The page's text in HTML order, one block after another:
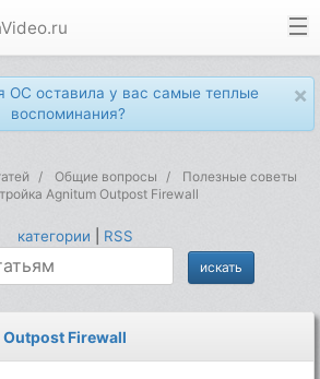
×
ОС оставила у вас самые теплые
воспоминания?
Общие вопросы
Полезные советы
Agnitum Outpost Firewall
категории RSS
Firewall